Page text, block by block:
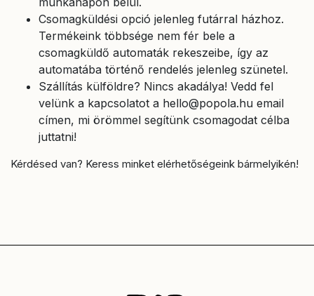
Csomagküldési opció jelenleg futárral házhoz.
Termékeink többsége nem fér bele a
csomagküldő automaták rekeszeibe, így az
automatába történő rendelés jelenleg szünetel.
Szállítás külföldre? Nincs akadálya! Vedd fel
velünk a kapcsolatot a hello@popola.hu email
címen, mi örömmel segítünk csomagodat célba
juttatni!
Kérdésed van? Keress minket elérhetőségeink bármelyikén!